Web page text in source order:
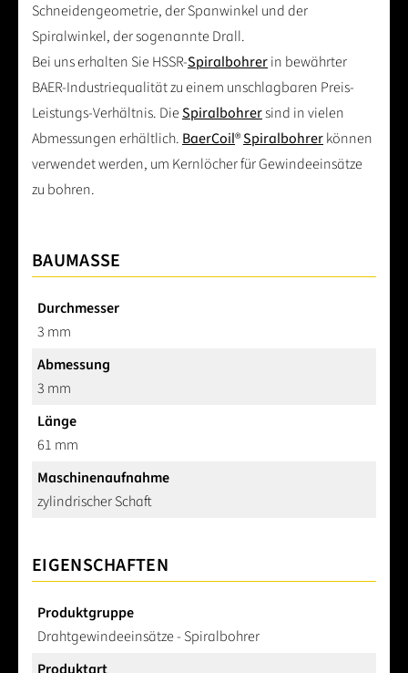
Schneidengeometrie, der Spanwinkel und der
Spiralwinkel, der sogenannte Drall.
Bei uns erhalten Sie HSSR-Spiralbohrerin bewährter
BAER-Industriequalität zu einem unschlagbaren Preis-
Leistungs-Verhältnis. DieSpiralbohrersind in vielen
Abmessungen erhältlich.BaerCoil®Spiralbohrerkönnen
verwendet werden, um Kernlöcher für Gewindeeinsätze
zu bohren.
BAUMASSE
Durchmesser
3 mm
Abmessung
3 mm
Länge
61 mm
Maschinenaufnahme
zylindrischer Schaft
EIGENSCHAFTEN
Produktgruppe
Drahtgewindeeinsätze - Spiralbohrer